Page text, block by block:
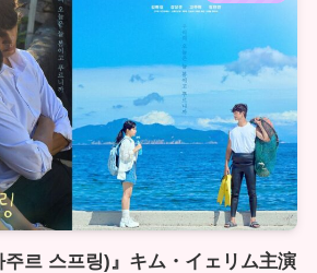
주르 스프링)』キム・イェリム主演